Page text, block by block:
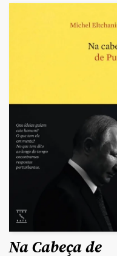
Na Cabeça de